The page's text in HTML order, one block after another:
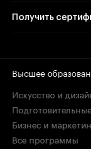
Получить
Высшее
Искусство и
Бизнес и
Все программы